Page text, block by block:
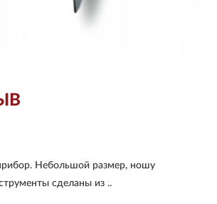
Небольшой размер, ношу
сделаны из ..